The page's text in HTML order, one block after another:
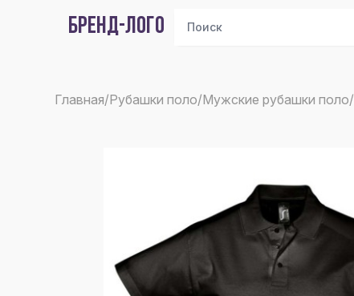
БРЕНД-ЛОГО
Главная/Рубашки поло/Мужские рубашки поло/